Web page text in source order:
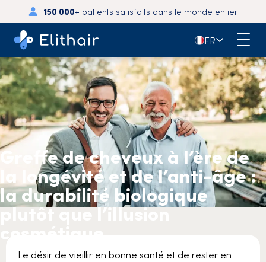
150 000+ patients satisfaits dans le monde entier
🇫🇷FR
Greffe de cheveux à l’ère de
la longévité et de l’anti-âge :
la durabilité biologique
plutôt que l’illusion
Le désir de vieillir en bonne santé et de rester en